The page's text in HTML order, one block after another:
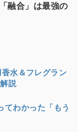
融合」は最強の
水＆フレグラン
説
てわかった「もう